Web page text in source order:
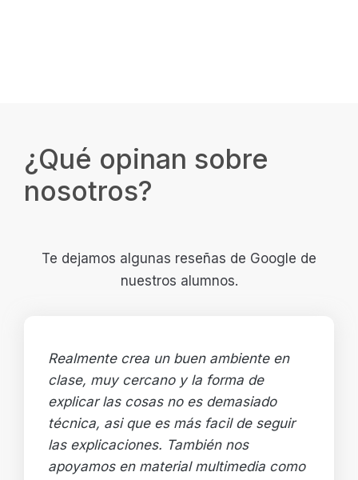
¿Qué opinan sobre
nosotros?
Te dejamos algunas reseñas de Google de
nuestros alumnos.
Realmente crea un buen ambiente en
clase, muy cercano y la forma de
explicar las cosas no es demasiado
técnica, asi que es más facil de seguir
las explicaciones. También nos
apoyamos en material multimedia como